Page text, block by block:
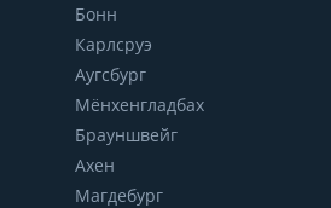
Бонн
Карлсруэ
Аугсбург
Мёнхенгладбах
Брауншвейг
Ахен
Магдебург